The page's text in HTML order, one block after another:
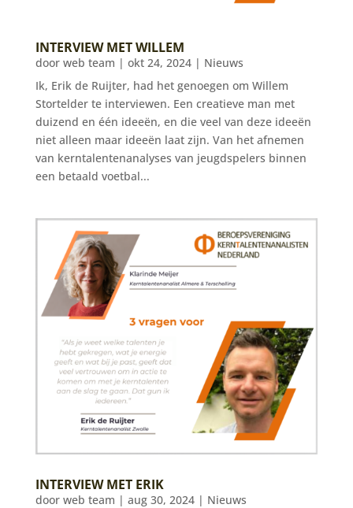
INTERVIEW MET WILLEM
door web team | okt 24, 2024| Nieuws
Ik, Erik de Ruijter, had het genoegen om Willem
Stortelder te interviewen. Een creatieve man met
duizend en één ideeën, en die veel van deze ideeën
niet alleen maar ideeën laat zijn. Van het afnemen
van kerntalentenanalyses van jeugdspelers binnen
een betaald voetbal...
INTERVIEW MET ERIK
door web team | aug 30, 2024| Nieuws